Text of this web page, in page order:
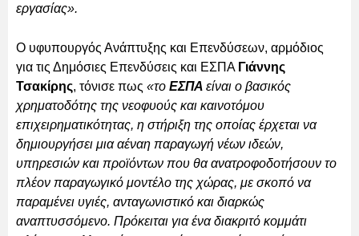
εργασίας».
Ο υφυπουργός Ανάπτυξης και Επενδύσεων, αρμόδιος
για τις Δημόσιες Επενδύσεις και ΕΣΠΑ Γιάννης
Τσακίρης, τόνισε πως «το ΕΣΠΑ είναι ο βασικός
χρηματοδότης της νεοφυούς και καινοτόμου
επιχειρηματικότητας, η στήριξη της οποίας έρχεται να
δημιουργήσει μια αέναη παραγωγή νέων ιδεών,
υπηρεσιών και προϊόντων που θα ανατροφοδοτήσουν το
πλέον παραγωγικό μοντέλο της χώρας, με σκοπό να
παραμένει υγιές, ανταγωνιστικό και διαρκώς
αναπτυσσόμενο. Πρόκειται για ένα διακριτό κομμάτι